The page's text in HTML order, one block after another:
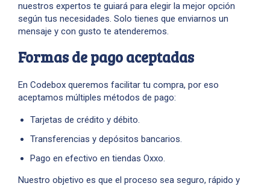
nuestros expertos te guiará para elegir la mejor opción
según tus necesidades. Solo tienes que enviarnos un
mensaje y con gusto te atenderemos.
Formas de pago aceptadas
En Codebox queremos facilitar tu compra, por eso
aceptamos múltiples métodos de pago:
Tarjetas de crédito y débito.
Transferencias y depósitos bancarios.
Pago en efectivo en tiendas Oxxo.
Nuestro objetivo es que el proceso sea seguro, rápido y